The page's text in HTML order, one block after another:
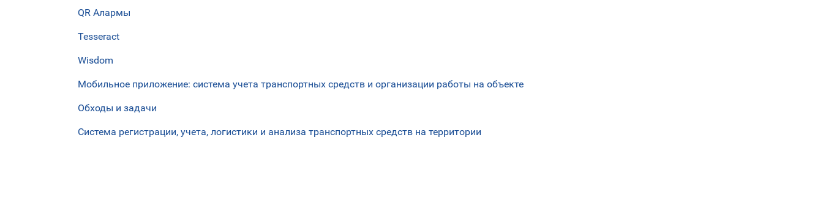
QR Алармы
Tesseract
Wisdom
Мобильное приложение: система учета транспортных средств и организации работы на объекте
Обходы и задачи
Система регистрации, учета, логистики и анализа транспортных средств на территории